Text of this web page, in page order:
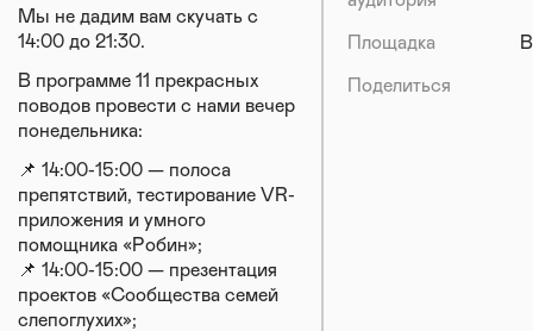
Мы не дадим вам скучать с
14:00 до 21:30.
В программе 11 прекрасных
поводов провести с нами вечер
понедельника:
📌 14:00-15:00 — полоса
препятствий, тестирование VR-
приложения и умного
помощника «Робин»;
📌 14:00-15:00 — презентация
проектов «Сообщества семей
слепоглухих»;
Площадка
Поделиться